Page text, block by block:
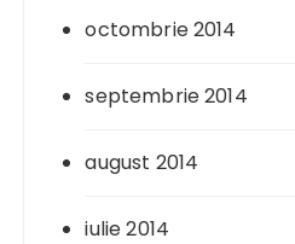
octombrie 2014
septembrie 2014
august 2014
iulie 2014